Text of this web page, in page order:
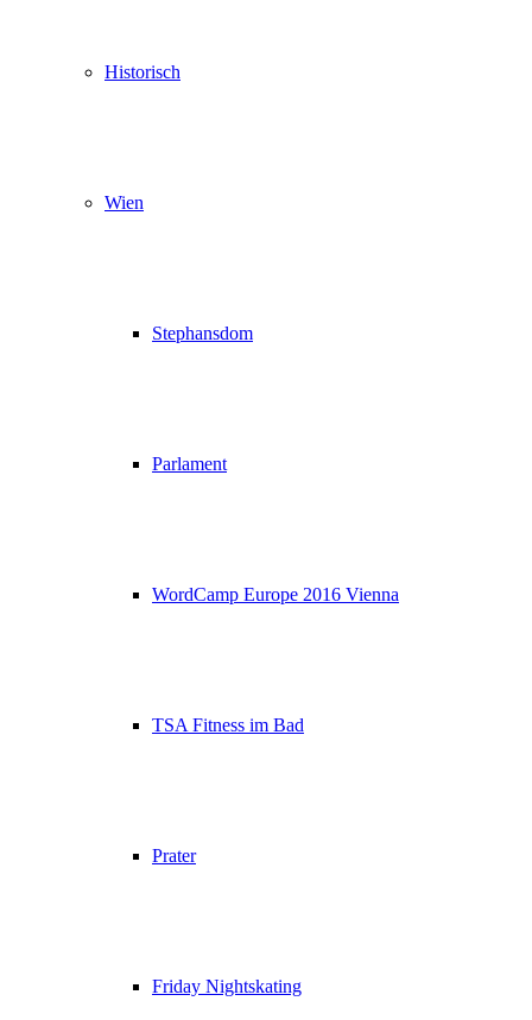
Historisch
Wien
Stephansdom
Parlament
WordCamp Europe 2016 Vienna
TSA Fitness im Bad
Prater
Friday Nightskating